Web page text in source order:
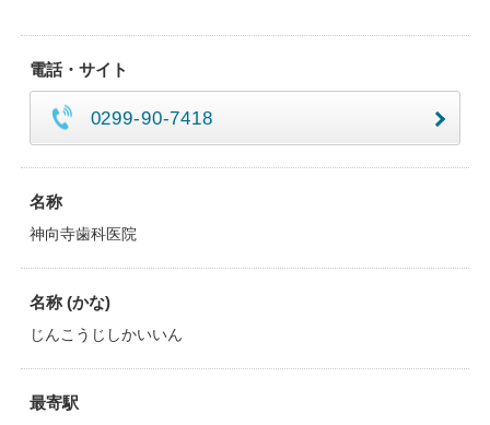
電話・サイト
0299-90-7418
名称
神向寺歯科医院
名称 (かな)
じんこうじしかいいん
最寄駅